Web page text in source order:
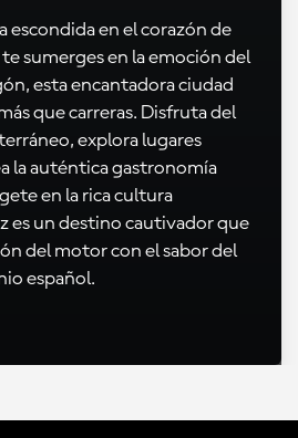
escondida en el corazón de
sumerges en la emoción del
esta encantadora ciudad
que carreras. Disfruta del
explora lugares
la auténtica gastronomía
en la rica cultura
es un destino cautivador que
del motor con el sabor del
español.